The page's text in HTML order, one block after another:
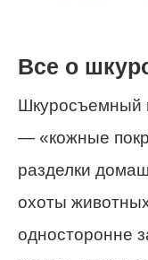
Все о
Шкуросъемный
— «кожные
разделки
охоты
односторонне